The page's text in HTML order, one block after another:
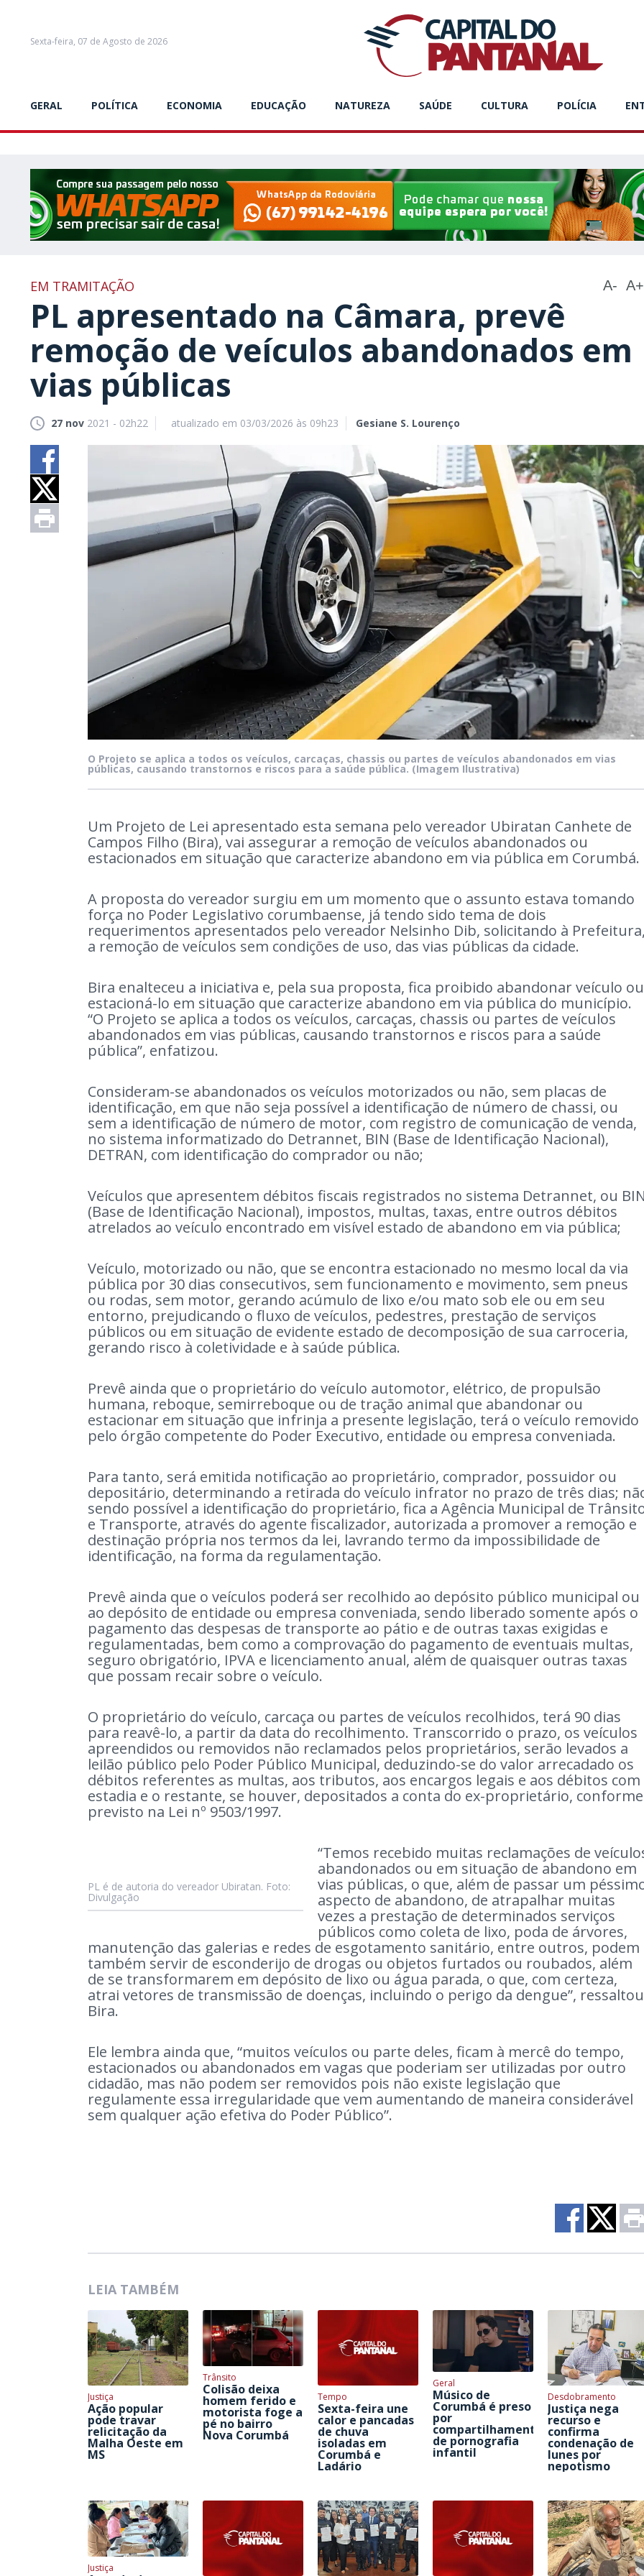
Sexta-feira, 07 de Agosto de 2026
GERAL POLÍTICA ECONOMIA EDUCAÇÃO NATUREZA SAÚDE CULTURA POLÍCIA
EM TRAMITAÇÃO A- A+
PL apresentado na Câmara, prevê
remoção de veículos abandonados em
vias públicas
27 nov 2021 - 02h22 atualizado em 03/03/2026 às 09h23 Gesiane S. Lourenço
O Projeto se aplica a todos os veículos, carcaças, chassis ou partes de veículos abandonados em vias
públicas, causando transtornos e riscos para a saúde pública. (Imagem Ilustrativa)
Um Projeto de Lei apresentado esta semana pelo vereador Ubiratan Canhete de
Campos Filho (Bira), vai assegurar a remoção de veículos abandonados ou
estacionados em situação que caracterize abandono em via pública em Corumbá.
A proposta do vereador surgiu em um momento que o assunto estava tomando
força no Poder Legislativo corumbaense, já tendo sido tema de dois
requerimentos apresentados pelo vereador Nelsinho Dib, solicitando à
a remoção de veículos sem condições de uso, das vias públicas da cidade.
Bira enalteceu a iniciativa e, pela sua proposta, fica proibido abandonar veículo ou
estacioná-lo em situação que caracterize abandono em via pública do município.
“O Projeto se aplica a todos os veículos, carcaças, chassis ou partes de veículos
abandonados em vias públicas, causando transtornos e riscos para a saúde
pública”, enfatizou.
Consideram-se abandonados os veículos motorizados ou não, sem placas de
identificação, em que não seja possível a identificação de número de chassi, ou
sem a identificação de número de motor, com registro de comunicação de venda,
no sistema informatizado do Detrannet, BIN (Base de Identificação Nacional),
DETRAN, com identificação do comprador ou não;
Veículos que apresentem débitos fiscais registrados no sistema Detrannet, ou
(Base de Identificação Nacional), impostos, multas, taxas, entre outros débitos
atrelados ao veículo encontrado em visível estado de abandono em via pública;
Veículo, motorizado ou não, que se encontra estacionado no mesmo local da via
pública por 30 dias consecutivos, sem funcionamento e movimento, sem pneus
ou rodas, sem motor, gerando acúmulo de lixo e/ou mato sob ele ou em seu
entorno, prejudicando o fluxo de veículos, pedestres, prestação de serviços
públicos ou em situação de evidente estado de decomposição de sua carroceria,
gerando risco à coletividade e à saúde pública.
Prevê ainda que o proprietário do veículo automotor, elétrico, de propulsão
humana, reboque, semirreboque ou de tração animal que abandonar ou
estacionar em situação que infrinja a presente legislação, terá o veículo removido
pelo órgão competente do Poder Executivo, entidade ou empresa conveniada.
Para tanto, será emitida notificação ao proprietário, comprador, possuidor ou
depositário, determinando a retirada do veículo infrator no prazo de três dias;
sendo possível a identificação do proprietário, fica a Agência Municipal de
e Transporte, através do agente fiscalizador, autorizada a promover a remoção e
destinação própria nos termos da lei, lavrando termo da impossibilidade de
identificação, na forma da regulamentação.
Prevê ainda que o veículos poderá ser recolhido ao depósito público municipal ou
ao depósito de entidade ou empresa conveniada, sendo liberado somente após o
pagamento das despesas de transporte ao pátio e de outras taxas exigidas e
regulamentadas, bem como a comprovação do pagamento de eventuais multas,
seguro obrigatório, IPVA e licenciamento anual, além de quaisquer outras taxas
que possam recair sobre o veículo.
O proprietário do veículo, carcaça ou partes de veículos recolhidos, terá 90 dias
para reavê-lo, a partir da data do recolhimento. Transcorrido o prazo, os veículos
apreendidos ou removidos não reclamados pelos proprietários, serão levados a
leilão público pelo Poder Público Municipal, deduzindo-se do valor arrecadado os
débitos referentes as multas, aos tributos, aos encargos legais e aos débitos com
estadia e o restante, se houver, depositados a conta do ex-proprietário, conforme
previsto na Lei nº 9503/1997.
PL é de autoria do vereador Ubiratan. Foto:
Divulgação
“Temos recebido muitas reclamações de
abandonados ou em situação de abandono em
vias públicas, o que, além de passar um
aspecto de abandono, de atrapalhar muitas
vezes a prestação de determinados serviços
públicos como coleta de lixo, poda de árvores,
manutenção das galerias e redes de esgotamento sanitário, entre outros, podem
também servir de esconderijo de drogas ou objetos furtados ou roubados, além
de se transformarem em depósito de lixo ou água parada, o que, com certeza,
atrai vetores de transmissão de doenças, incluindo o perigo da dengue”, ressaltou
Bira.
Ele lembra ainda que, “muitos veículos ou parte deles, ficam à mercê do tempo,
estacionados ou abandonados em vagas que poderiam ser utilizadas por outro
cidadão, mas não podem ser removidos pois não existe legislação que
regulamente essa irregularidade que vem aumentando de maneira considerável
sem qualquer ação efetiva do Poder Público”.
LEIA TAMBÉM
Justiça
Ação popular
pode travar
relicitação da
Malha Oeste em
MS
Trânsito
Colisão deixa
homem ferido e
motorista foge a
pé no bairro
Nova Corumbá
Tempo
Sexta-feira une
calor e pancadas
de chuva
isoladas em
Corumbá e
Ladário
Geral
Músico de
Corumbá é preso
por
compartilhamento
de pornografia
infantil
Desdobramento
Justiça nega
recurso e
confirma
condenação de
Iunes por
nepotismo
Justiça